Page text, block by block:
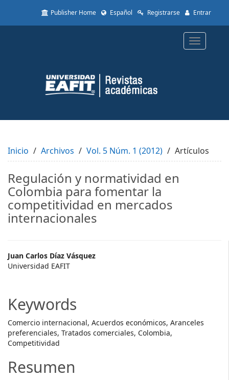
to
Content
Sidebar
Publisher Home Español Registrarse Entrar
Toggle
Inicio Archivos Vol. 5 Núm. 1 (2012) Artículos
Regulación y normatividad en
Colombia para fomentar la
competitividad en mercados
internacionales
Main
Article
Juan Carlos Díaz Vásquez
Universidad EAFIT
Keywords
Comercio internacional, Acuerdos económicos, Aranceles
preferenciales, Tratados comerciales, Colombia,
Competitividad
Resumen